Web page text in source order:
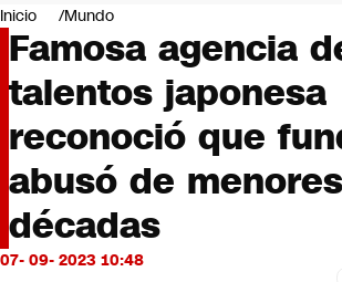
Negocios
Deportes
Programas completos
Cultura
Servicios
Bits
CNN tiempo
Futuro 360
Opinión
Inicio Mundo
Famosa agencia
talentos japonesa
reconoció que
abusó de
décadas
07- 09- 2023 10:48